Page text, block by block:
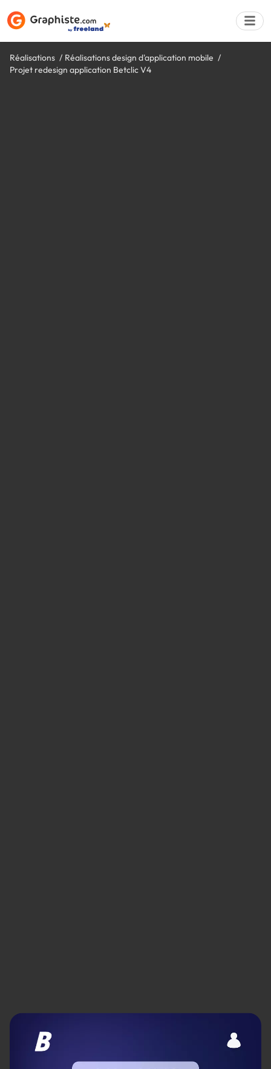
Réalisations
Réalisations design d'application mobile
Projet redesign application Betclic V4